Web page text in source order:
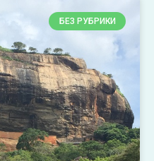
БЕЗ РУБРИКИ